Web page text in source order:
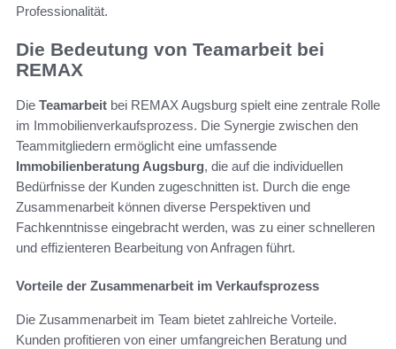
Professionalität.
Die Bedeutung von Teamarbeit bei
REMAX
Die Teamarbeit bei REMAX Augsburg spielt eine zentrale Rolle
im Immobilienverkaufsprozess. Die Synergie zwischen den
Teammitgliedern ermöglicht eine umfassende
Immobilienberatung Augsburg, die auf die individuellen
Bedürfnisse der Kunden zugeschnitten ist. Durch die enge
Zusammenarbeit können diverse Perspektiven und
Fachkenntnisse eingebracht werden, was zu einer schnelleren
und effizienteren Bearbeitung von Anfragen führt.
Vorteile der Zusammenarbeit im Verkaufsprozess
Die Zusammenarbeit im Team bietet zahlreiche Vorteile.
Kunden profitieren von einer umfangreichen Beratung und